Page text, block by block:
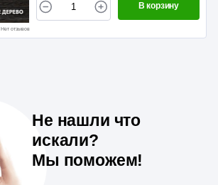
Нет отзывов
В корзину
Не нашли что
искали?
Мы поможем!